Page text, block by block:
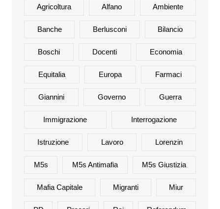
Agricoltura Alfano Ambiente
Banche Berlusconi Bilancio
Boschi Docenti Economia
Equitalia Europa Farmaci
Giannini Governo Guerra
Immigrazione Interrogazione
Istruzione Lavoro Lorenzin
M5s M5s Antimafia M5s Giustizia
Mafia Capitale Migranti Miur